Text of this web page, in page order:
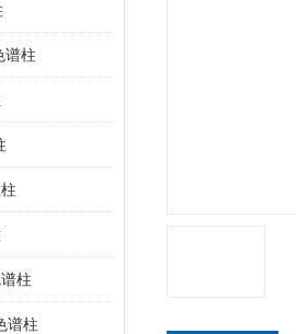
谱柱
柱
谱柱